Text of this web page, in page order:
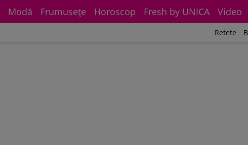
Modă Frumuseţe Horoscop Fresh by UNICA Video
Retete